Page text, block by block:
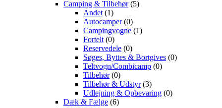
Camping & Tilbehør(5)
Andet (1)
Autocamper(0)
Campingvogne (1)
Fortelt (0)
Reservedele (0)
Søges, Byttes & Bortgives (0)
Teltvogn/Combicamp (0)
Tilbehør(0)
Tilbehør & Udstyr(3)
Udlejning & Opbevaring (0)
Dæk & Fælge (6)